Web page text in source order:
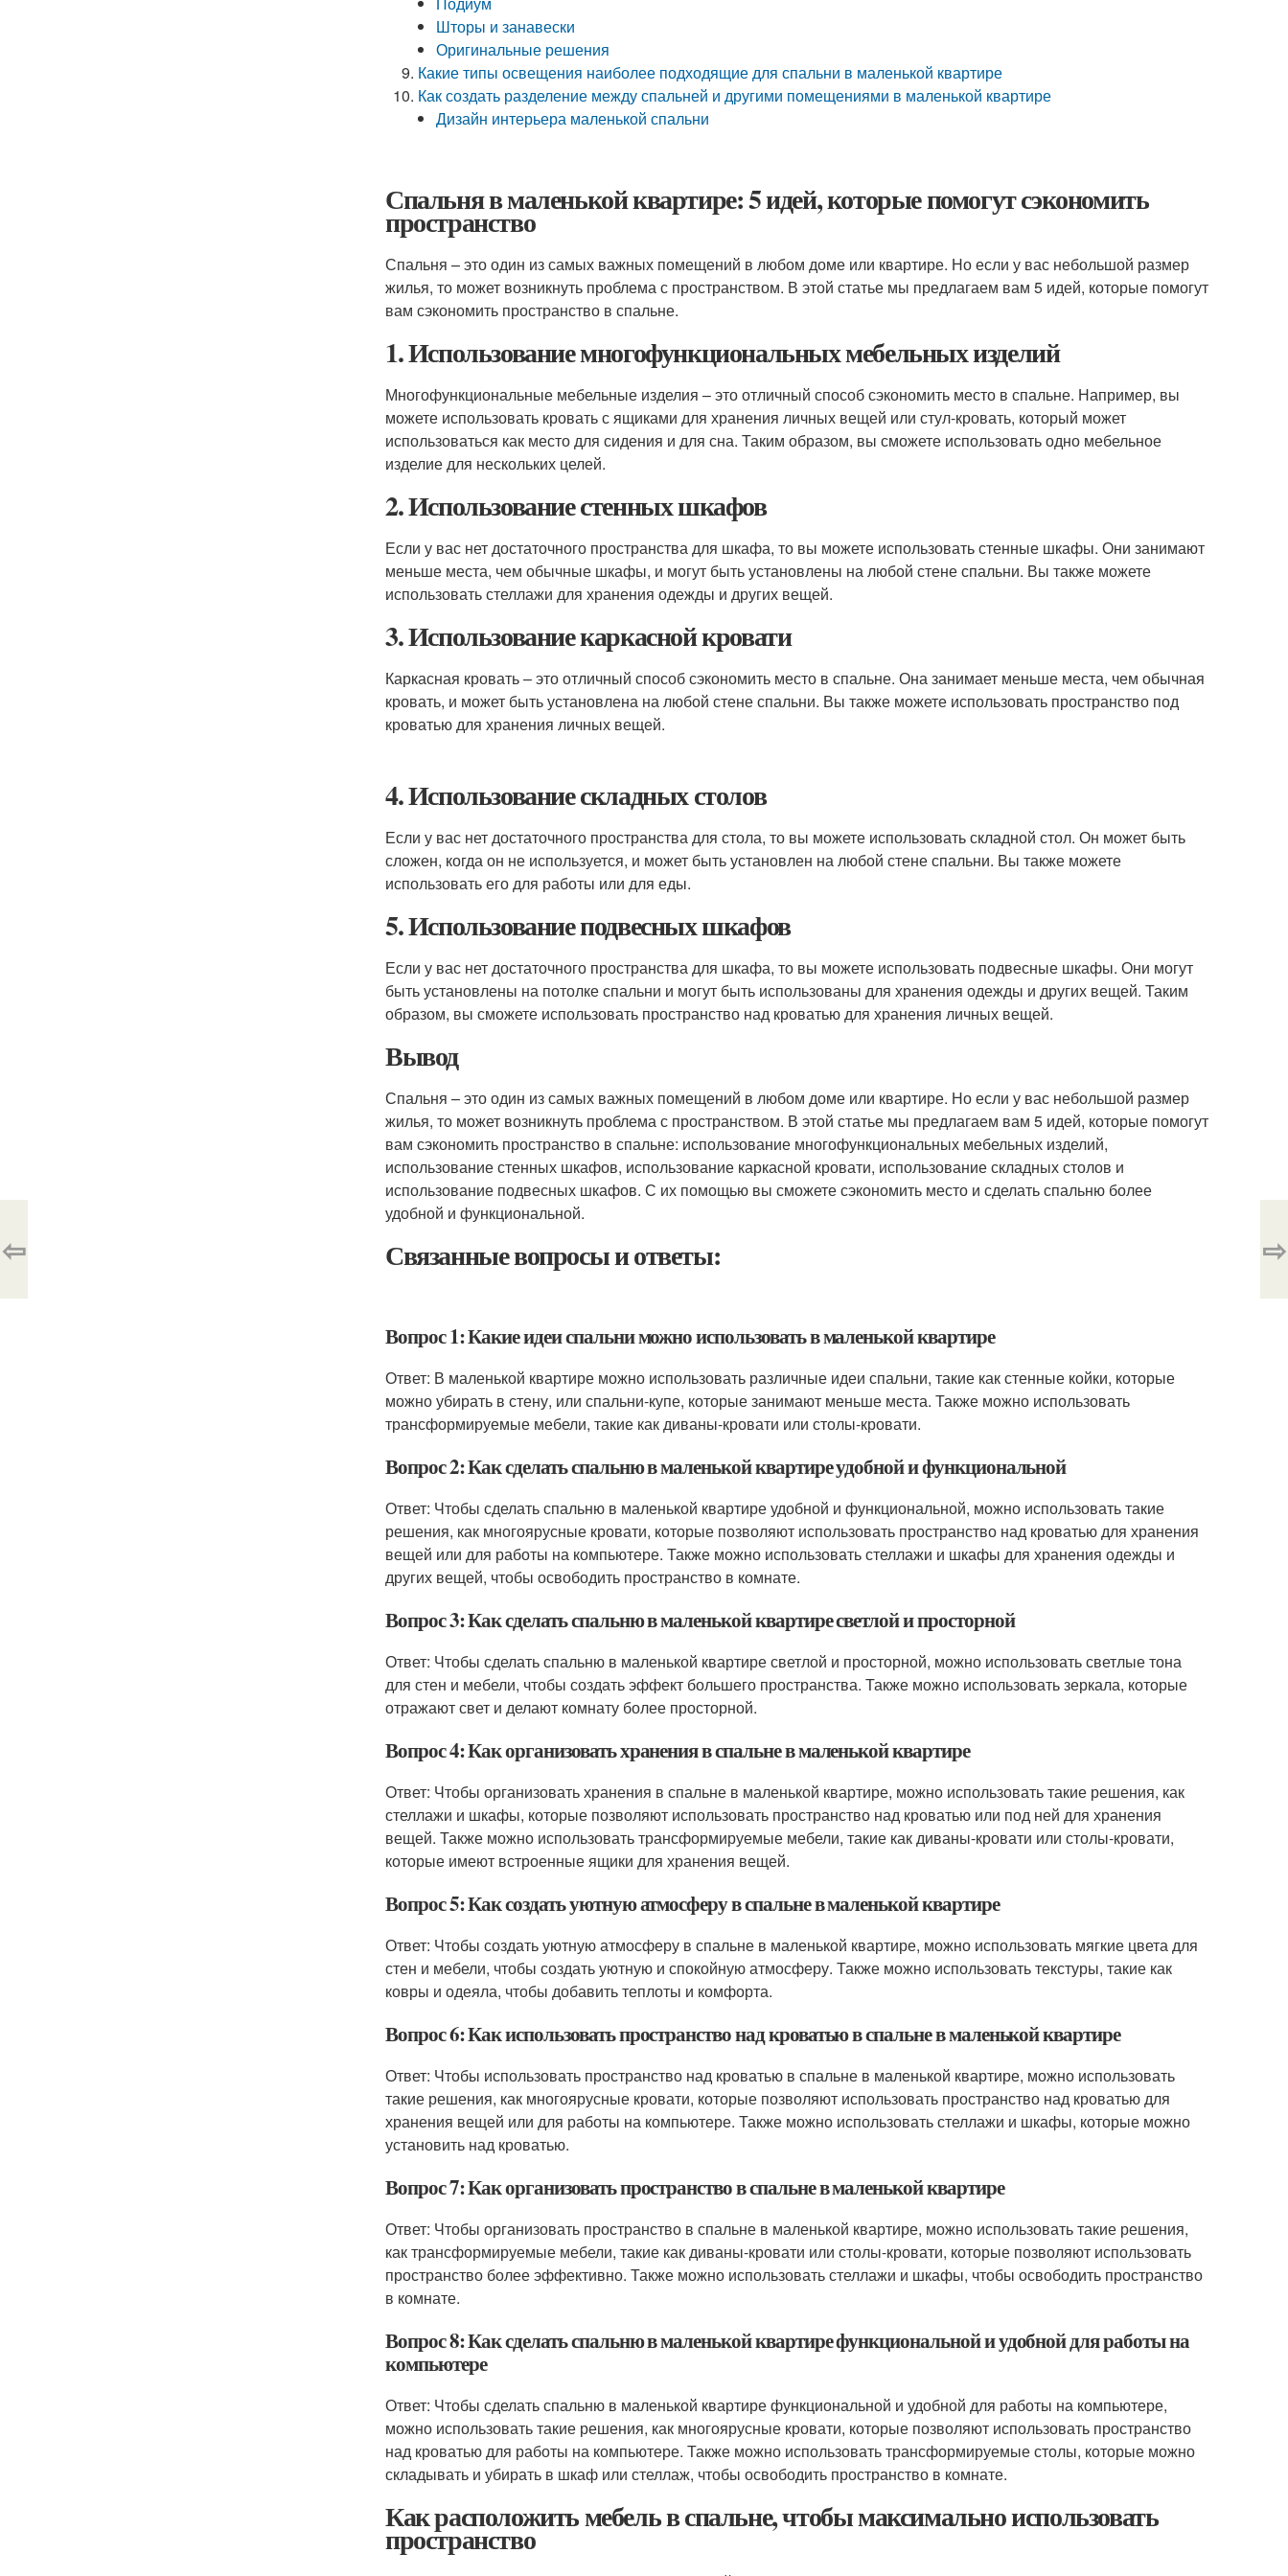
Шторы и занавески
Оригинальные решения
Какие типы освещения наиболее подходящие для спальни в маленькой квартире
Как создать разделение между спальней и другими помещениями в маленькой квартире
Дизайн интерьера маленькой спальни
Спальня в маленькой квартире: 5 идей, которые помогут сэкономить
пространство
Спальня – это один из самых важных помещений в любом доме или квартире. Но если у вас небольшой размер
жилья, то может возникнуть проблема с пространством. В этой статье мы предлагаем вам 5 идей, которые помогут
вам сэкономить пространство в спальне.
1. Использование многофункциональных мебельных изделий
Многофункциональные мебельные изделия – это отличный способ сэкономить место в спальне. Например, вы
можете использовать кровать с ящиками для хранения личных вещей или стул-кровать, который может
использоваться как место для сидения и для сна. Таким образом, вы сможете использовать одно мебельное
изделие для нескольких целей.
2. Использование стенных шкафов
Если у вас нет достаточного пространства для шкафа, то вы можете использовать стенные шкафы. Они занимают
меньше места, чем обычные шкафы, и могут быть установлены на любой стене спальни. Вы также можете
использовать стеллажи для хранения одежды и других вещей.
3. Использование каркасной кровати
Каркасная кровать – это отличный способ сэкономить место в спальне. Она занимает меньше места, чем обычная
кровать, и может быть установлена на любой стене спальни. Вы также можете использовать пространство под
кроватью для хранения личных вещей.
4. Использование складных столов
Если у вас нет достаточного пространства для стола, то вы можете использовать складной стол. Он может быть
сложен, когда он не используется, и может быть установлен на любой стене спальни. Вы также можете
использовать его для работы или для еды.
5. Использование подвесных шкафов
Если у вас нет достаточного пространства для шкафа, то вы можете использовать подвесные шкафы. Они могут
быть установлены на потолке спальни и могут быть использованы для хранения одежды и других вещей. Таким
образом, вы сможете использовать пространство над кроватью для хранения личных вещей.
Вывод
Спальня – это один из самых важных помещений в любом доме или квартире. Но если у вас небольшой размер
жилья, то может возникнуть проблема с пространством. В этой статье мы предлагаем вам 5 идей, которые помогут
вам сэкономить пространство в спальне: использование многофункциональных мебельных изделий,
использование стенных шкафов, использование каркасной кровати, использование складных столов и
использование подвесных шкафов. С их помощью вы сможете сэкономить место и сделать спальню более
удобной и функциональной.
Связанные вопросы и ответы:
Вопрос 1: Какие идеи спальни можно использовать в маленькой квартире
Ответ: В маленькой квартире можно использовать различные идеи спальни, такие как стенные койки, которые
можно убирать в стену, или спальни-купе, которые занимают меньше места. Также можно использовать
трансформируемые мебели, такие как диваны-кровати или столы-кровати.
Вопрос 2: Как сделать спальню в маленькой квартире удобной и функциональной
Ответ: Чтобы сделать спальню в маленькой квартире удобной и функциональной, можно использовать такие
решения, как многоярусные кровати, которые позволяют использовать пространство над кроватью для хранения
вещей или для работы на компьютере. Также можно использовать стеллажи и шкафы для хранения одежды и
других вещей, чтобы освободить пространство в комнате.
Вопрос 3: Как сделать спальню в маленькой квартире светлой и просторной
Ответ: Чтобы сделать спальню в маленькой квартире светлой и просторной, можно использовать светлые тона
для стен и мебели, чтобы создать эффект большего пространства. Также можно использовать зеркала, которые
отражают свет и делают комнату более просторной.
Вопрос 4: Как организовать хранения в спальне в маленькой квартире
Ответ: Чтобы организовать хранения в спальне в маленькой квартире, можно использовать такие решения, как
стеллажи и шкафы, которые позволяют использовать пространство над кроватью или под ней для хранения
вещей. Также можно использовать трансформируемые мебели, такие как диваны-кровати или столы-кровати,
которые имеют встроенные ящики для хранения вещей.
Вопрос 5: Как создать уютную атмосферу в спальне в маленькой квартире
Ответ: Чтобы создать уютную атмосферу в спальне в маленькой квартире, можно использовать мягкие цвета для
стен и мебели, чтобы создать уютную и спокойную атмосферу. Также можно использовать текстуры, такие как
ковры и одеяла, чтобы добавить теплоты и комфорта.
Вопрос 6: Как использовать пространство над кроватью в спальне в маленькой квартире
Ответ: Чтобы использовать пространство над кроватью в спальне в маленькой квартире, можно использовать
такие решения, как многоярусные кровати, которые позволяют использовать пространство над кроватью для
хранения вещей или для работы на компьютере. Также можно использовать стеллажи и шкафы, которые можно
установить над кроватью.
Вопрос 7: Как организовать пространство в спальне в маленькой квартире
Ответ: Чтобы организовать пространство в спальне в маленькой квартире, можно использовать такие решения,
как трансформируемые мебели, такие как диваны-кровати или столы-кровати, которые позволяют использовать
пространство более эффективно. Также можно использовать стеллажи и шкафы, чтобы освободить пространство
в комнате.
Вопрос 8: Как сделать спальню в маленькой квартире функциональной и удобной для работы на
компьютере
Ответ: Чтобы сделать спальню в маленькой квартире функциональной и удобной для работы на компьютере,
можно использовать такие решения, как многоярусные кровати, которые позволяют использовать пространство
над кроватью для работы на компьютере. Также можно использовать трансформируемые столы, которые можно
складывать и убирать в шкаф или стеллаж, чтобы освободить пространство в комнате.
Как расположить мебель в спальне, чтобы максимально использовать
пространство
⇦ ⇨